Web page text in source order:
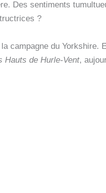
Des sentiments
?
campagne du Yorkshire.
Hauts de Hurle-Vent,